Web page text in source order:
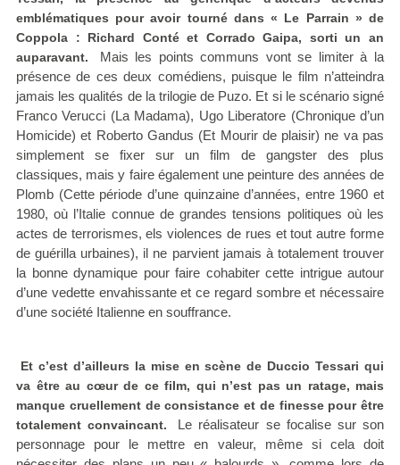
emblématiques pour avoir tourné dans « Le Parrain » de
Coppola : Richard Conté et Corrado Gaipa, sorti un an
auparavant.
Mais les points communs vont se limiter à la
présence de ces deux comédiens, puisque le film n’atteindra
jamais les qualités de la trilogie de Puzo. Et si le scénario signé
Franco Verucci (La Madama), Ugo Liberatore (Chronique d’un
Homicide) et Roberto Gandus (Et Mourir de plaisir) ne va pas
simplement se fixer sur un film de gangster des plus
classiques, mais y faire également une peinture des années de
Plomb (Cette période d’une quinzaine d’années, entre 1960 et
1980, où l’Italie connue de grandes tensions politiques où les
actes de terrorismes, els violences de rues et tout autre forme
de guérilla urbaines), il ne parvient jamais à totalement trouver
la bonne dynamique pour faire cohabiter cette intrigue autour
d’une vedette envahissante et ce regard sombre et nécessaire
d’une société Italienne en souffrance.
Et c’est d’ailleurs la mise en scène de Duccio Tessari qui
va être au cœur de ce film, qui n’est pas un ratage, mais
manque cruellement de consistance et de finesse pour être
totalement convaincant.
Le réalisateur se focalise sur son
personnage pour le mettre en valeur, même si cela doit